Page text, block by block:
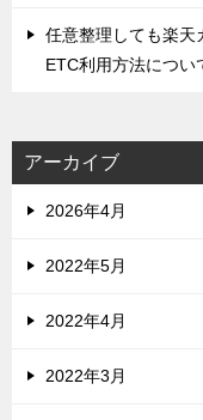
任意整理しても楽天
ETC利用方法につい
アーカイブ
2026年4月
2022年5月
2022年4月
2022年3月